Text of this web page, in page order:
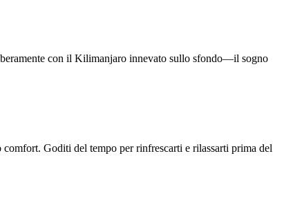
con il Kilimanjaro innevato sullo sfondo—il sogno
Goditi del tempo per rinfrescarti e rilassarti prima del